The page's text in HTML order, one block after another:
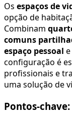
Os espaços de
opção de
Combinam
comuns
espaço pessoal e
configuração é
profissionais e
uma solução de
Pontos-chave: